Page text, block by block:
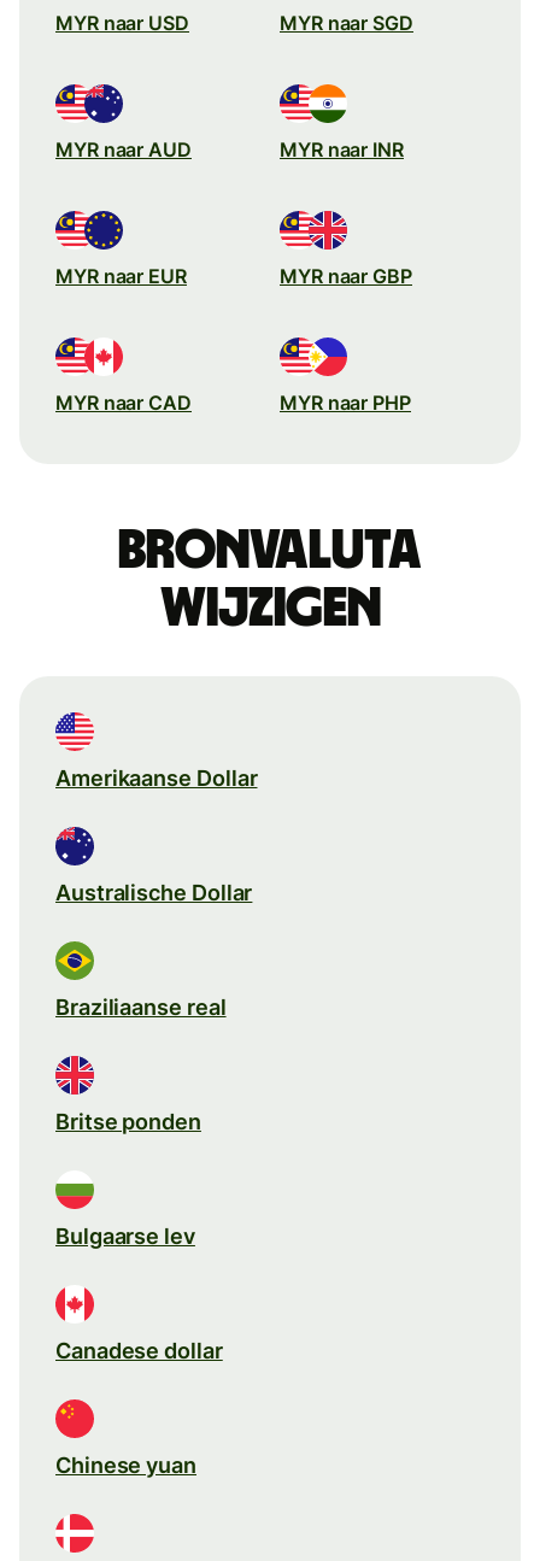
MYR naar USD MYR naar SGD
MYR naar AUD MYR naar INR
MYR naar EUR MYR naar GBP
MYR naar CAD MYR naar PHP
Bronvaluta
wijzigen
Amerikaanse Dollar
Australische Dollar
Braziliaanse real
Britse ponden
Bulgaarse lev
Canadese dollar
Chinese yuan